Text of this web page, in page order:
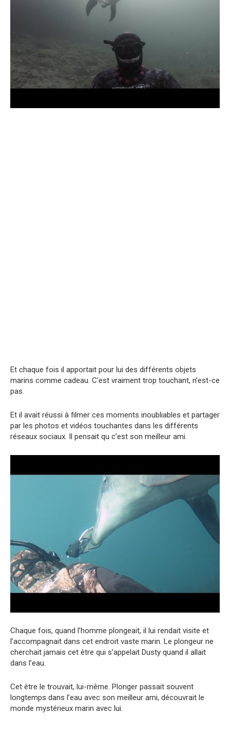
Et chaque fois il apportait pour lui des différents objets
marins comme cadeau. C’est vraiment trop touchant, n’est-ce
pas.
Et il avait réussi à filmer ces moments inoubliables et partager
par les photos et vidéos touchantes dans les différents
réseaux sociaux. Il pensait qu c’est son meilleur ami.
Chaque fois, quand l’homme plongeait, il lui rendait visite et
l’accompagnait dans cet endroit vaste marin. Le plongeur ne
cherchait jamais cet être qui s’appelait Dusty quand il allait
dans l’eau.
Cet être le trouvait, lui-même. Plonger passait souvent
longtemps dans l’eau avec son meilleur ami, découvrait le
monde mystérieux marin avec lui.